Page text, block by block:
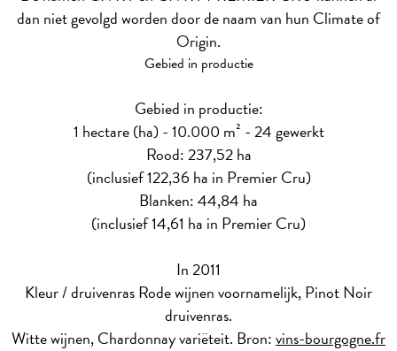
dan niet gevolgd worden door de naam van hun Climate of
Origin.
Gebied in productie
Gebied in productie:
1 hectare (ha) - 10.000 m² - 24 gewerkt
Rood: 237,52 ha
(inclusief 122,36 ha in Premier Cru)
Blanken: 44,84 ha
(inclusief 14,61 ha in Premier Cru)
In 2011
Kleur / druivenrasRode wijnen voornamelijk, Pinot Noir
druivenras.
Witte wijnen, Chardonnay variëteit. Bron:vins-bourgogne.fr